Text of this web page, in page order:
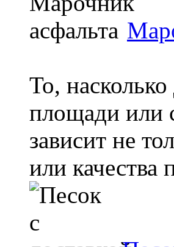
То,
площади или
зависит не
или качества